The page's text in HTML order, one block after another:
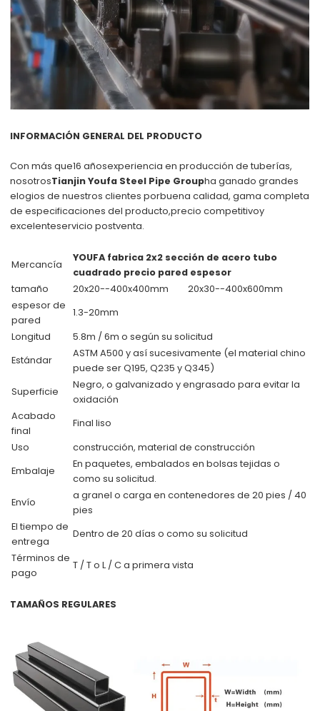
INFORMACIÓN GENERAL DEL PRODUCTO
Con más que16 añosexperiencia en producción de tuberías,
nosotrosTianjin Youfa Steel Pipe Groupha ganado grandes
elogios de nuestros clientes porbuena calidad, gama completa
de especificaciones del producto,precio competitivoy
excelenteservicio postventa.
Mercancía
YOUFA fabrica 2x2 sección de acero tubo
cuadrado precio pared espesor
tamaño
20x20--400x400mm
20x30--400x600mm
espesor de
pared
1.3-20mm
Longitud
5.8m / 6m o según su solicitud
Estándar
ASTM A500 y así sucesivamente (el material chino
puede ser Q195, Q235 y Q345)
Superficie
Negro, o galvanizado y engrasado para evitar la
oxidación
Acabado
final
Final liso
Uso
construcción, material de construcción
Embalaje
En paquetes, embalados en bolsas tejidas o
como su solicitud.
Envío
a granel o carga en contenedores de 20 pies / 40
pies
El tiempo de
entrega
Dentro de 20 días o como su solicitud
Términos de
pago
T / T o L / C a primera vista
TAMAÑOS REGULARES